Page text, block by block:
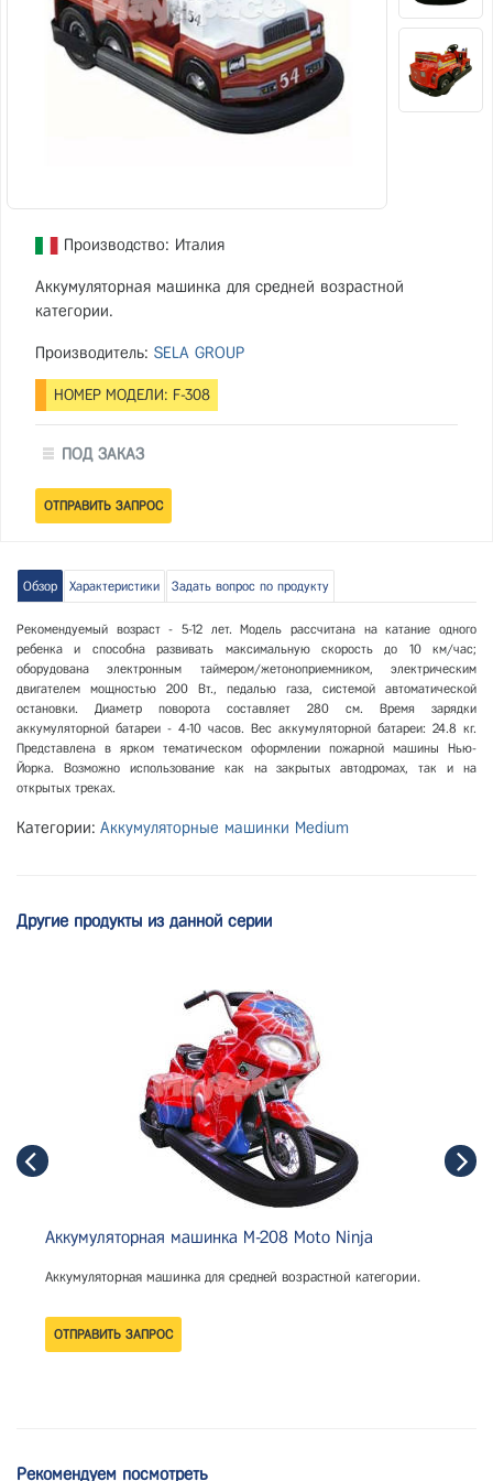
Производство: Италия
Аккумуляторная машинка для средней возрастной
категории.
Производитель: SELA GROUP
НОМЕР МОДЕЛИ: F-308
ПОД ЗАКАЗ
Обзор Характеристики Задать вопрос по продукту
Рекомендуемый возраст - 5-12 лет. Модель рассчитана на катание одного
ребенка и способна развивать максимальную скорость до 10 км/час;
оборудована электронным таймером/жетоноприемником, электрическим
двигателем мощностью 200 Вт., педалью газа, системой автоматической
остановки. Диаметр поворота составляет 280 см. Время зарядки
аккумуляторной батареи - 4-10 часов. Вес аккумуляторной батареи: 24.8 кг.
Представлена в ярком тематическом оформлении пожарной машины Нью-
Йорка. Возможно использование как на закрытых автодромах, так и на
открытых треках.
Категории: Аккумуляторные машинки Medium
Другие продукты из данной серии
Аккумуляторная машинка M-208 Moto Ninja
Аккумуляторная машинка для средней возрастной категории.
Рекомендуем посмотреть